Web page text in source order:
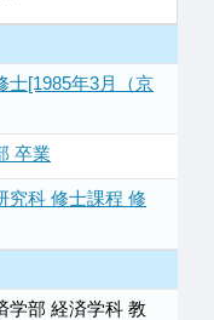
士[1985年3月（京
卒業
究科 修士課程 修
学部 経済学科 教